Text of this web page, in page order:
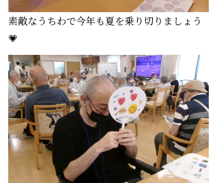
素敵なうちわで今年も夏を乗り切りましょう
💗